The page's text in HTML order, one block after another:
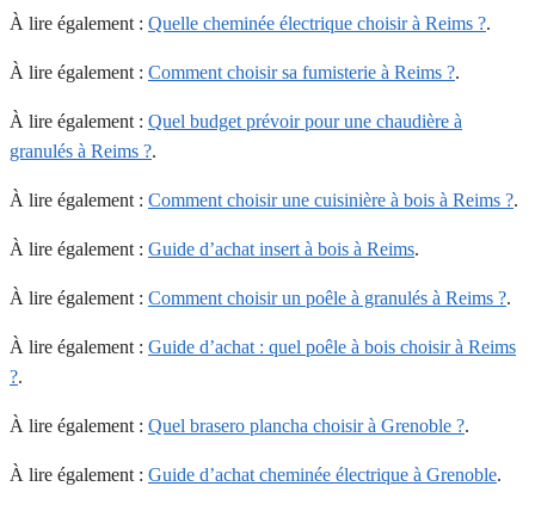
À lire également : Quelle cheminée électrique choisir à Reims ?.
À lire également : Comment choisir sa fumisterie à Reims ?.
À lire également : Quel budget prévoir pour une chaudière à
granulés à Reims ?.
À lire également : Comment choisir une cuisinière à bois à Reims ?.
À lire également : Guide d’achat insert à bois à Reims.
À lire également : Comment choisir un poêle à granulés à Reims ?.
À lire également : Guide d’achat : quel poêle à bois choisir à Reims
?.
À lire également : Quel brasero plancha choisir à Grenoble ?.
À lire également : Guide d’achat cheminée électrique à Grenoble.